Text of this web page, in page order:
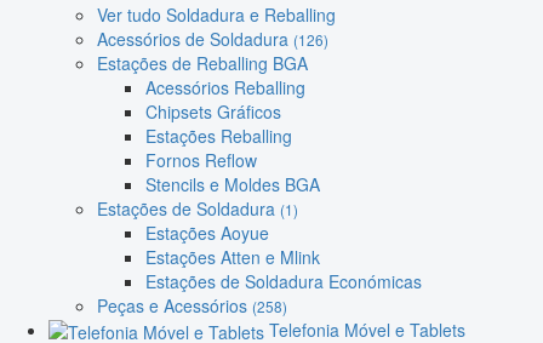
Ver tudo Soldadura e Reballing
Acessórios de Soldadura (126)
Estações de Reballing BGA
Acessórios Reballing
Chipsets Gráficos
Estações Reballing
Fornos Reflow
Stencils e Moldes BGA
Estações de Soldadura (1)
Estações Aoyue
Estações Atten e Mlink
Estações de Soldadura Económicas
Peças e Acessórios (258)
Telefonia Móvel e Tablets